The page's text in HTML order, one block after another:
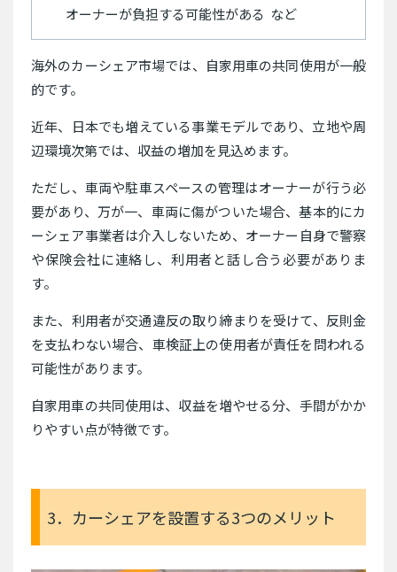
オーナーが負担する可能性がある など
海外のカーシェア市場では、自家用車の共同使用が一般
的です。
近年、日本でも増えている事業モデルであり、立地や周
辺環境次第では、収益の増加を見込めます。
ただし、車両や駐車スペースの管理はオーナーが行う必
要があり、万が一、車両に傷がついた場合、基本的にカ
ーシェア事業者は介入しないため、オーナー自身で警察
や保険会社に連絡し、利用者と話し合う必要がありま
す。
また、利用者が交通違反の取り締まりを受けて、反則金
を支払わない場合、車検証上の使用者が責任を問われる
可能性があります。
自家用車の共同使用は、収益を増やせる分、手間がかか
りやすい点が特徴です。
3．カーシェアを設置する3つのメリット